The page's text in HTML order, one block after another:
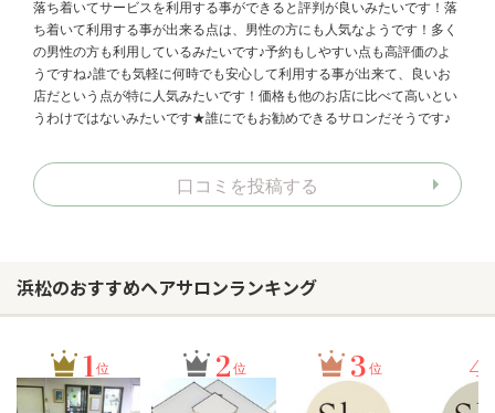
落ち着いてサービスを利用する事ができると評判が良いみたいです！落
ち着いて利用する事が出来る点は、男性の方にも人気なようです！多く
の男性の方も利用しているみたいです♪予約もしやすい点も高評価のよ
うですね♪誰でも気軽に何時でも安心して利用する事が出来て、良いお
店だという点が特に人気みたいです！価格も他のお店に比べて高いとい
うわけではないみたいです★誰にでもお勧めできるサロンだそうです♪
口コミを投稿する
浜松のおすすめヘアサロンランキング
1位 2 位 3 位 4